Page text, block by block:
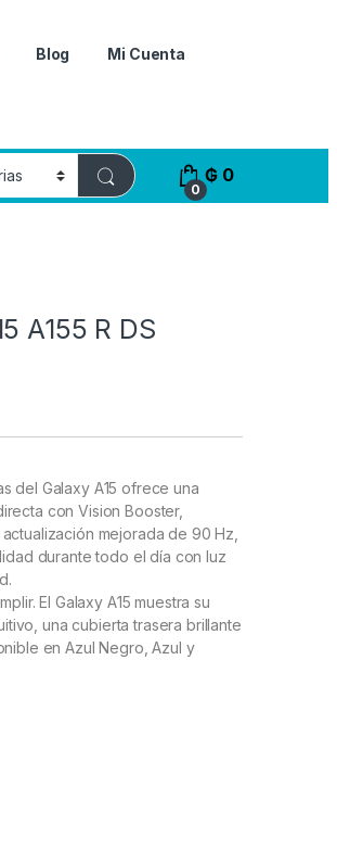
Blog Mi Cuenta
0
₲ 0
A155 R DS
del Galaxy A15 ofrece una
con Vision Booster,
mejorada de 90 Hz,
durante todo el día con luz
El Galaxy A15 muestra su
una cubierta trasera brillante
en Azul Negro, Azul y